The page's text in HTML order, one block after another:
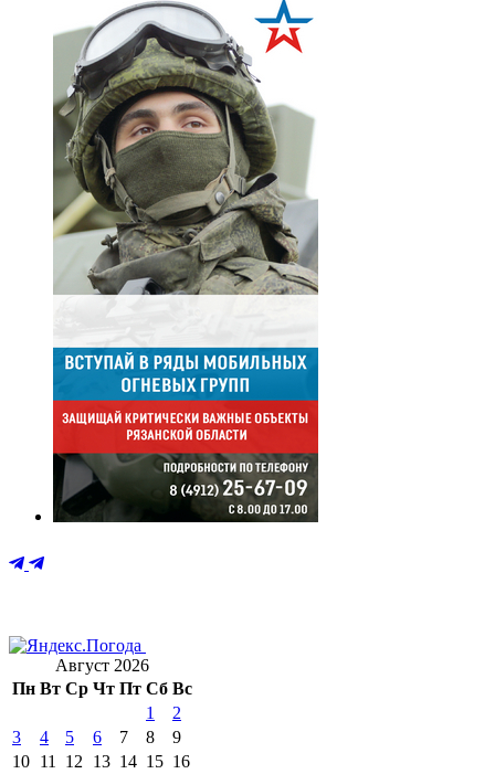
Август 2026
Пн Вт Ср Чт Пт Сб Вс
1
2
3
4 5 6 7 8
9
10 11 12 13 14 15 16